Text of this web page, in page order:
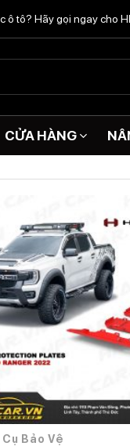
ô tô? Hãy gọi ngay cho
CỬA HÀNG
Cụ Bảo Vệ